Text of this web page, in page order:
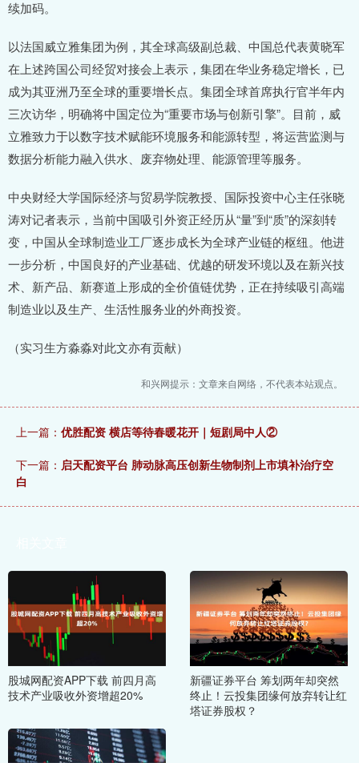
续加码。
以法国威立雅集团为例，其全球高级副总裁、中国总代表黄晓军
在上述跨国公司经贸对接会上表示，集团在华业务稳定增长，已
成为其亚洲乃至全球的重要增长点。集团全球首席执行官半年内
三次访华，明确将中国定位为“重要市场与创新引擎”。目前，威
立雅致力于以数字技术赋能环境服务和能源转型，将运营监测与
数据分析能力融入供水、废弃物处理、能源管理等服务。
中央财经大学国际经济与贸易学院教授、国际投资中心主任张晓
涛对记者表示，当前中国吸引外资正经历从“量”到“质”的深刻转
变，中国从全球制造业工厂逐步成长为全球产业链的枢纽。他进
一步分析，中国良好的产业基础、优越的研发环境以及在新兴技
术、新产品、新赛道上形成的全价值链优势，正在持续吸引高端
制造业以及生产、生活性服务业的外商投资。
（实习生方淼淼对此文亦有贡献）
和兴网提示：文章来自网络，不代表本站观点。
上一篇： 优胜配资 横店等待春暖花开｜短剧局中人②
下一篇： 启天配资平台 肺动脉高压创新生物制剂上市填补治疗空
白
股城网配资APP下载 前四月高
技术产业吸收外资增超20%
新疆证券平台 筹划两年却突然
终止！云投集团缘何放弃转让红
塔证券股权？